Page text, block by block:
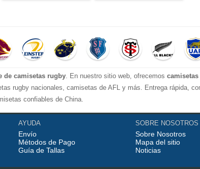
de camisetas rugby. En nuestro sitio web, ofrecemos
rugby nacionales, camisetas de AFL y más. Entrega rápida,
confiables de China.
rugby. Disponible en todos los tamaños. Siéntete orgulloso
¡Actualiza ofertas y sudaderas nuevas de vez en
AYUDA
Envío
Métodos de Pago
Guía de Tallas
SOBRE NOSOTROS
Sobre Nosotros
Mapa del sitio
Noticias